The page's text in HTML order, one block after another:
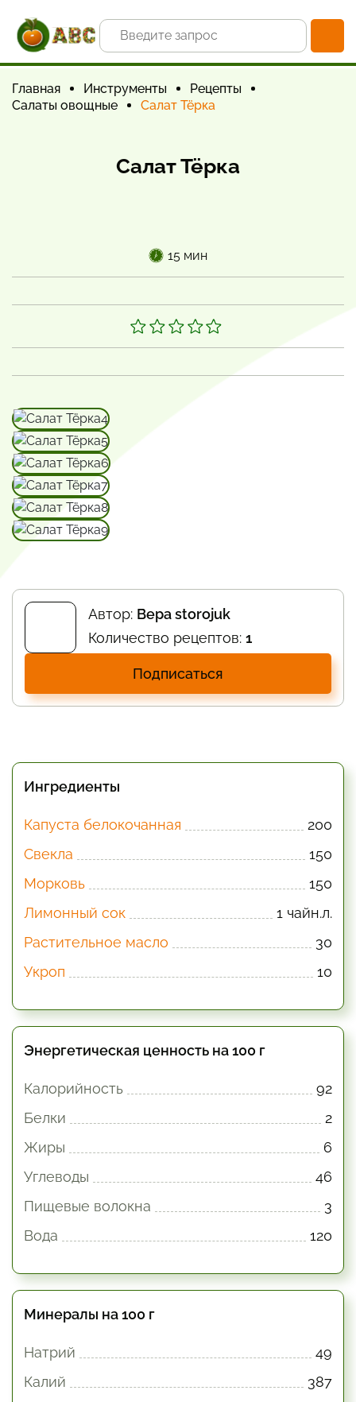
Главная Инструменты
Рецепты
Салаты овощные
Салат Тёрка
Салат Тёрка
15 мин
Автор: Вера storojuk
Количество рецептов: 1
Подписаться
Ингредиенты
Капуста белокочанная
200
Свекла
150
Морковь
150
Лимонный сок
1 чайн.л.
Растительное масло
30
Укроп
10
Энергетическая ценность на 100 г
Калорийность
92
Белки
2
Жиры
6
Углеводы
46
Пищевые волокна
3
Вода
120
Минералы на 100 г
Натрий
49
Калий
387